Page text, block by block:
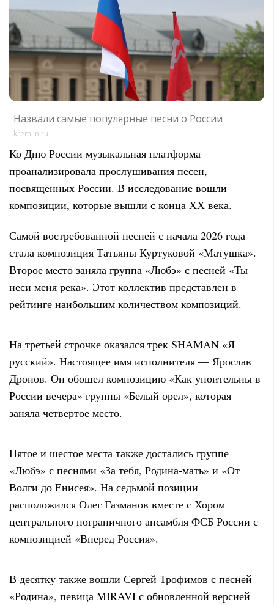
Назвали самые популярные песни о России
kremlin.ru
Ко Дню России музыкальная платформа
проанализировала прослушивания песен,
посвященных России. В исследование вошли
композиции, которые вышли с конца ХХ века.
Самой востребованной песней с начала 2026 года
стала композиция Татьяны Куртуковой «Матушка».
Второе место заняла группа «Любэ» с песней «Ты
неси меня река». Этот коллектив представлен в
рейтинге наибольшим количеством композиций.
На третьей строчке оказался трек SHAMAN «Я
русский». Настоящее имя исполнителя — Ярослав
Дронов. Он обошел композицию «Как упоительны в
России вечера» группы «Белый орел», которая
заняла четвертое место.
Пятое и шестое места также достались группе
«Любэ» с песнями «За тебя, Родина-мать» и «От
Волги до Енисея». На седьмой позиции
расположился Олег Газманов вместе с Хором
центрального пограничного ансамбля ФСБ России с
композицией «Вперед Россия».
В десятку также вошли Сергей Трофимов с песней
«Родина», певица MIRAVI с обновленной версией